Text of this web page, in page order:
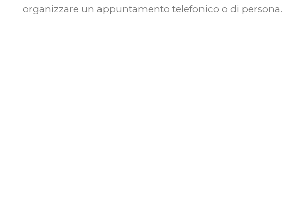
organizzare un appuntamento telefonico o di persona.